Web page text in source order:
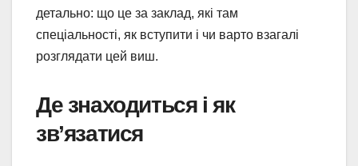
детально: що це за заклад, які там
спеціальності, як вступити і чи варто взагалі
розглядати цей виш.
Де знаходиться і як
зв’язатися